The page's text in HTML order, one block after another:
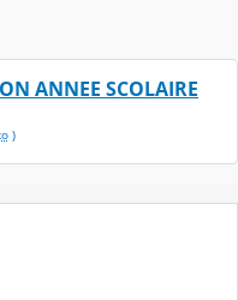
ANNEE SCOLAIRE
)